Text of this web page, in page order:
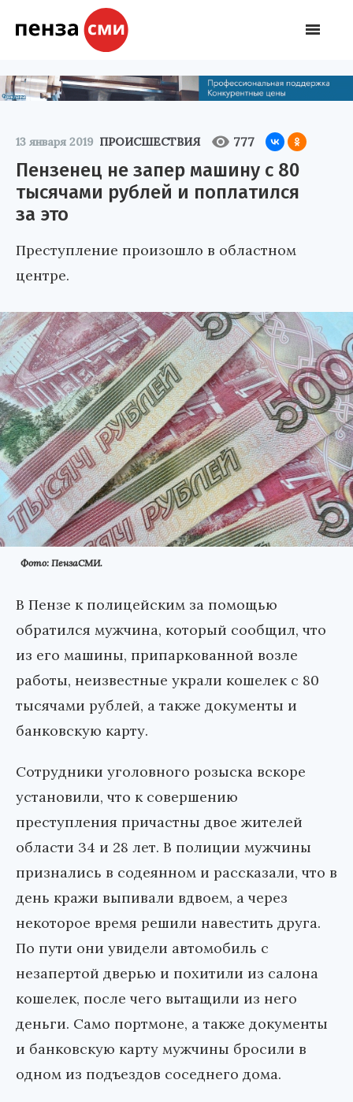
13 января 2019 ПРОИСШЕСТВИЯ 777
Пензенец не запер машину с 80
тысячами рублей и поплатился
за это
Преступление произошло в областном
центре.
Фото: ПензаСМИ.
В Пензе к полицейским за помощью
обратился мужчина, который сообщил, что
из его машины, припаркованной возле
работы, неизвестные украли кошелек с 80
тысячами рублей, а также документы и
банковскую карту.
Сотрудники уголовного розыска вскоре
установили, что к совершению
преступления причастны двое жителей
области 34 и 28 лет. В полиции мужчины
признались в содеянном и рассказали, что в
день кражи выпивали вдвоем, а через
некоторое время решили навестить друга.
По пути они увидели автомобиль с
незапертой дверью и похитили из салона
кошелек, после чего вытащили из него
деньги. Само портмоне, а также документы
и банковскую карту мужчины бросили в
одном из подъездов соседнего дома.